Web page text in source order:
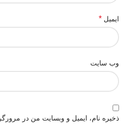
ایمیل *
وب‌ سایت
ذخیره نام، ایمیل و وبسایت من در